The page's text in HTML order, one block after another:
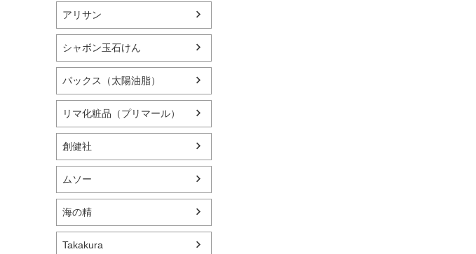
アリサン
シャボン玉石けん
パックス（太陽油脂）
リマ化粧品（プリマール）
創健社
ムソー
海の精
Takakura